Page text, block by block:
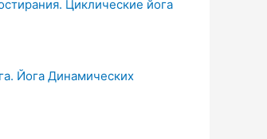
Циклические йога
Йога Динамических